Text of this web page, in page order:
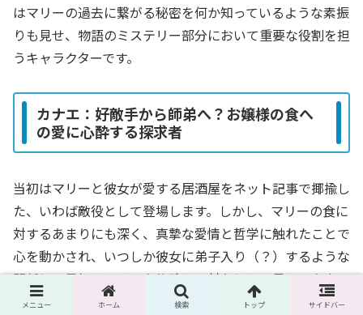
はマリーの過去に繋がる秘密を何か知っているような素振
りも見せ、物語のミステリー部分において重要な役割を担
うキャラクターです。
カナエ：好敵手から師弟へ？お嬢様の食へ
の愛に心酔する探求者
当初はマリーと彼女が愛する居酒屋をネット記事で揶揄し
た、いわば敵役として登場します。しかし、マリーの食に
対するあまりにも深く、真摯な愛情と哲学に触れたことで
心を動かされ、いつしか彼女に弟子入り（？）するような
関係に。最初はマリーを物珍しい対象として見ていたカナ
エが、次第にその世界の魅力に引き込まれていく姿は、読
メニュー ホーム 検索 トップ サイドバー